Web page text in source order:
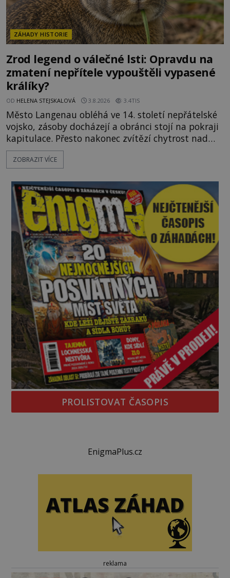
ZÁHADY HISTORIE
Zrod legend o válečné lsti: Opravdu na
zmatení nepřítele vypouštěli vypasené
králíky?
OD HELENA STEJSKALOVÁ 3.8.2026 3.4TIS
Město Langenau obléhá ve 14. století nepřátelské
vojsko, zásoby docházejí a obránci stojí na pokraji
kapitulace. Přesto nakonec zvítězí chytrost nad
hrubou silou. Podle staré německé legendy vypustí
obyvatelé za hradby dobře živeného králíka, aby
dost. Čas pracuje pro obléhatele. Ve městě ubývají
zásoby a každý den znamená další porci strádá
ZOBRAZIT VÍCE
PROLISTOVAT ČASOPIS
EnigmaPlus.cz
reklama